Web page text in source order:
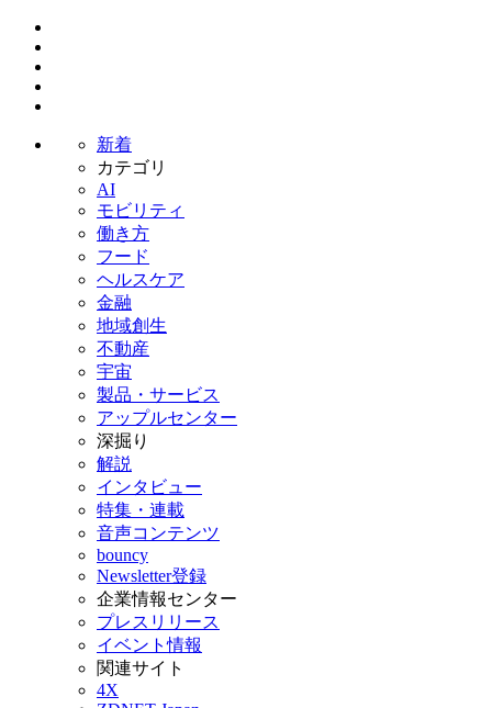
新着
カテゴリ
AI
モビリティ
働き方
フード
ヘルスケア
金融
地域創生
不動産
宇宙
製品・サービス
アップルセンター
深掘り
解説
インタビュー
特集・連載
音声コンテンツ
bouncy
Newsletter登録
企業情報センター
プレスリリース
イベント情報
関連サイト
4X